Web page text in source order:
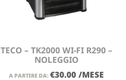
TECO – TK2000 WI-FI R290 –
NOLEGGIO
A PARTIRE DA: €30.00 /MESE